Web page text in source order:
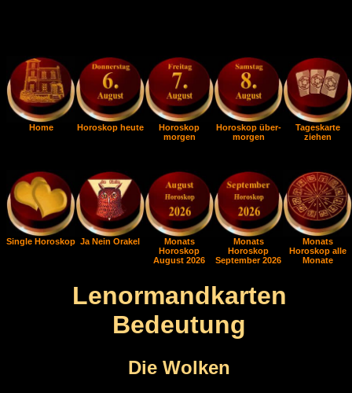
Home Horoskop heute
Horoskop
morgen
Horoskop über-
morgen
Tageskarte
ziehen
Single Horoskop Ja Nein Orakel
Monats
Horoskop
August 2026
Monats
Horoskop
September 2026
Monats
Horoskop alle
Monate
Lenormandkarten
Bedeutung
Die Wolken